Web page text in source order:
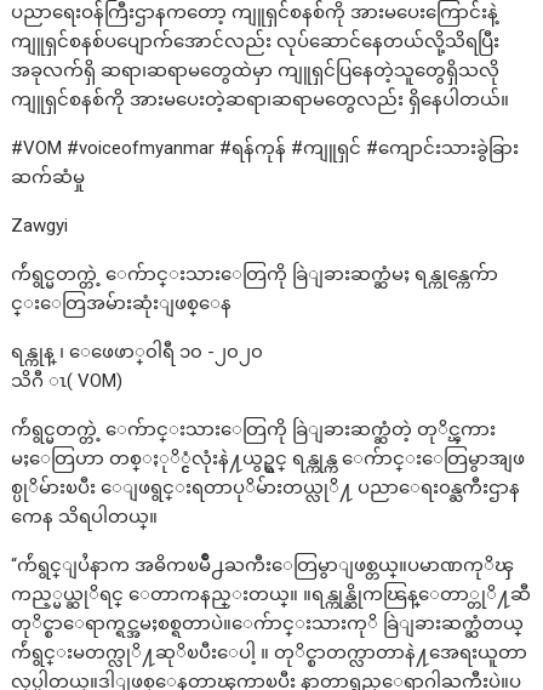
ပညာရေးဝန်ကြီးဌာနကတော့ ကျူရှင်စနစ်ကို အားမပေးကြောင်းနဲ့
ကျူရှင်စနစ်ပပျောက်အောင်လည်း လုပ်ဆောင်နေတယ်လို့သိရပြီး
အခုလက်ရှိ ဆရာ၊ဆရာမတွေထဲမှာ ကျူရှင်ပြနေတဲ့သူတွေရှိသလို
ကျူရှင်စနစ်ကို အားမပေးတဲ့ဆရာ၊ဆရာမတွေလည်း ရှိနေပါတယ်။
#VOM #voiceofmyanmar #ရန်ကုန် #ကျူရှင် #ကျောင်းသားခွဲခြား
ဆက်ဆံမှု
Zawgyi
က်ဴရွင္မတက္တဲ့ ေက်ာင္းသားေတြကို ခြဲျခားဆက္ဆံမႈ ရန္ကုန္ကေက်ာ
င္းေတြအမ်ားဆုံးျဖစ္ေန
ရန္ကုန္ ၊ ေဖေဖာ္၀ါရီ ၁၀ -၂၀၂၀
သိဂီ ၤ( VOM)
က်ဴရွင္မတက္တဲ့ ေက်ာင္းသားေတြကို ခြဲျခားဆက္ဆံတဲ့ တုိင္ၾကား
မႈေတြဟာ တစ္ႏုိ္င္ငံလုံးနဲ႔ယွဥ္ရင္ ရန္ကုန္က ေက်ာင္းေတြမွာအျဖ
စ္ပုိမ်ားၿပီး ေျဖရွင္းရတာပုိမ်ားတယ္လုိ႔ ပညာေရး၀န္ႀကီးဌာန
ကေန သိရပါတယ္။
“က်ဴရွင္ျပႆနာက အဓိကၿမိဳ႕ႀကီးေတြမွာျဖစ္တယ္။ပမာဏကုိၾ
ကည့္မယ္ဆုိရင္ ေတာကနည္းတယ္။ ။ရန္ကုန္ဆိုကၽြန္ေတာ္တုိ႔ဆီ
တုိင္စာေရာက္ရင္အမႈစစ္ရတာပဲ။ေက်ာင္းသားကုိ ခြဲျခားဆက္ဆံတယ္
က်ဴရွင္းမတက္လုိ႔ဆုိၿပီးေပါ့ ။ တုိင္စာတက္လာတာနဲ႔အေရးယူတာ
လုပ္ပါတယ္။ဒါျဖစ္ေနတာၾကာၿပီး နာတာရွည္ေရာဂါႀကီးပဲ။ပ